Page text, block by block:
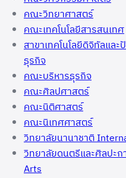
คณะวิทยาศาสตร์
คณะเทคโนโลยีสารสนเทศ
สาขาเทคโนโลยีดิจิทัลแ
ธุรกิจ
คณะบริหารธุรกิจ
คณะศิลปศาสตร์
คณะนิติศาสตร์
คณะนิเทศศาสตร์
วิทยาลัยนานาชาติ
วิทยาลัยดนตรีและศิลปะก
Arts